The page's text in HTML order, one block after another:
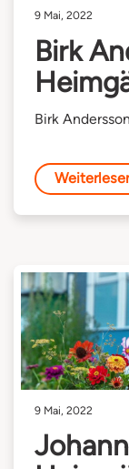
9 Mai, 2022
Birk
Birk
9 Mai, 2022